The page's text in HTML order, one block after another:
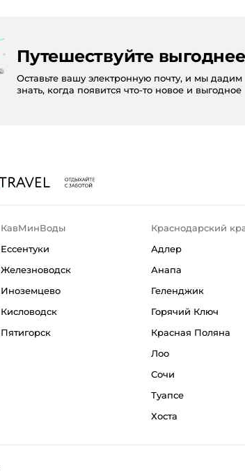
Путешествуйте
Оставьте вашу электронную почту, и мы дадим
знать, когда появится что-то новое и выгодное
КавМинВоды
Ессентуки
Железноводск
Иноземцево
Кисловодск
Пятигорск
Краснодарский
Адлер
Анапа
Геленджик
Горячий Ключ
Красная Поляна
Лоо
Сочи
Туапсе
Хоста